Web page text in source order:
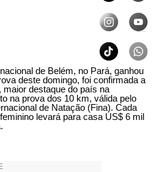
de Belém, no Pará, ganhou
deste domingo, foi confirmada a
maior destaque do país na
na prova dos 10 km, válida pelo
de Natação (Fina). Cada
levará para casa US$ 6 mil